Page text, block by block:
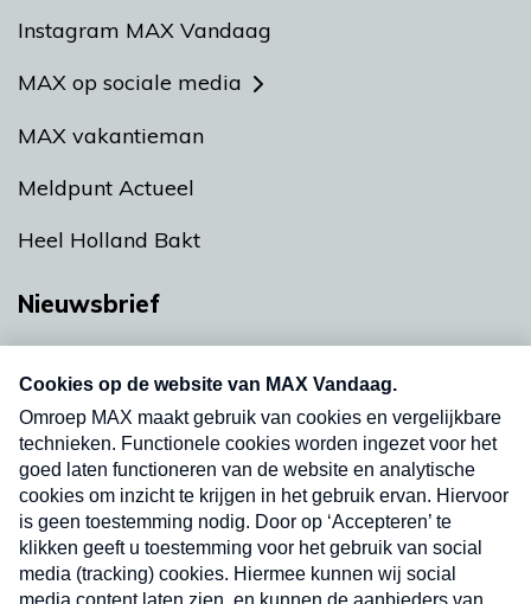
Instagram MAX Vandaag
MAX op sociale media
MAX vakantieman
Meldpunt Actueel
Heel Holland Bakt
Nieuwsbrief
nieuwsbrief. Elke vrijdag- en dinsdagochtend in
uw mailbox.
Verzend